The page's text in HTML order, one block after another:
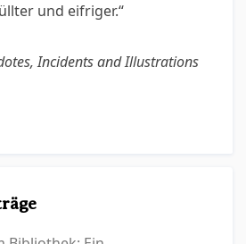
und eifriger.“
Incidents and Illustrations